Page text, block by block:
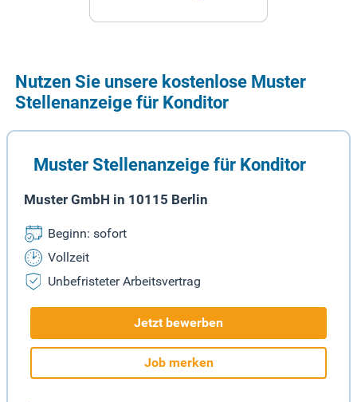
Nutzen Sie unsere kostenlose Muster
Stellenanzeige für Konditor
Muster Stellenanzeige für Konditor
Muster GmbH in 10115 Berlin
Beginn: sofort
Vollzeit
Unbefristeter Arbeitsvertrag
Jetzt bewerben
Job merken